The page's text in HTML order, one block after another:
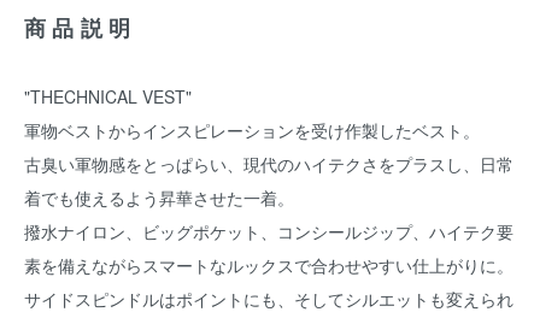
商品説明
"THECHNICAL VEST"
軍物ベストからインスピレーションを受け作製したベスト。
古臭い軍物感をとっぱらい、現代のハイテクさをプラスし、日常
着でも使えるよう昇華させた一着。
撥水ナイロン、ビッグポケット、コンシールジップ、ハイテク要
素を備えながらスマートなルックスで合わせやすい仕上がりに。
サイドスピンドルはポイントにも、そしてシルエットも変えられ